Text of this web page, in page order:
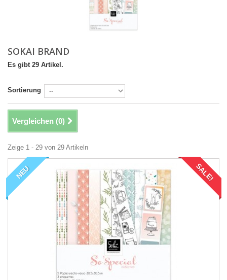
SOKAI BRAND
Es gibt 29 Artikel.
Sortierung
Vergleichen (0)
Zeige 1 - 29 von 29 Artikeln
NEU SALE!